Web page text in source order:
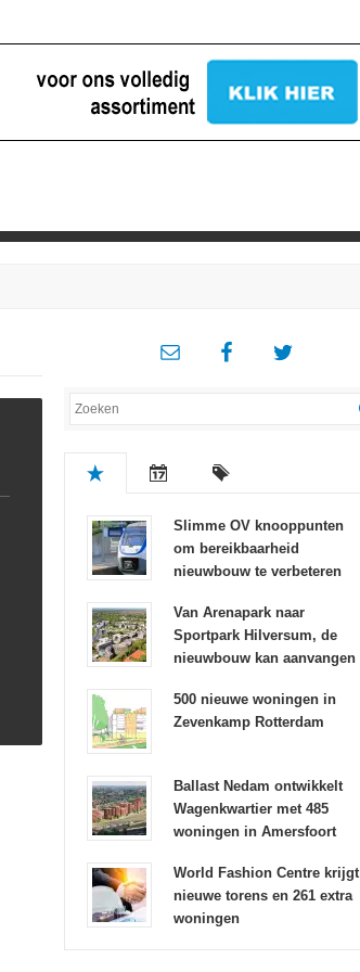
Slimme OV knooppunten
om bereikbaarheid
nieuwbouw te verbeteren
Van Arenapark naar
Sportpark Hilversum, de
nieuwbouw kan aanvangen
500 nieuwe woningen in
Zevenkamp Rotterdam
Ballast Nedam ontwikkelt
Wagenkwartier met 485
woningen in Amersfoort
World Fashion Centre krijgt
nieuwe torens en 261 extra
woningen